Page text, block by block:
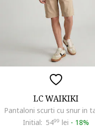
LC WAIKIKI
Initial: 5499 lei - 18%